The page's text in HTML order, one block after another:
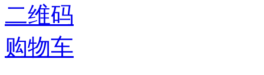
二维码
购物车